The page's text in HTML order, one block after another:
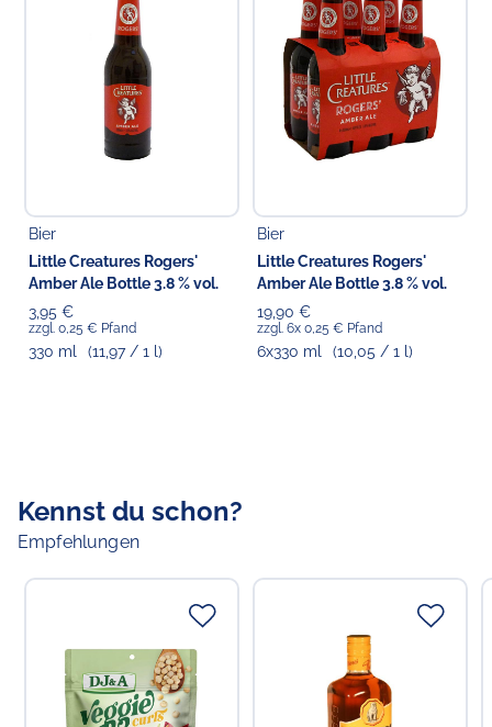
Choppy's Food & Non-Food GmbH
Koldingstr. 1B
22769 Hamburg
Bier
Little Creatures Rogers'
Amber Ale Bottle 3.8 % vol.
3,95 €
zzgl. 0,25 € Pfand
330 ml (11,97 / 1 l)
Bier
Little Creatures Rogers'
Amber Ale Bottle 3.8 % vol.
19,90 €
zzgl. 6x 0,25 € Pfand
6x330 ml (10,05 / 1 l)
Kennst du schon?
Empfehlungen